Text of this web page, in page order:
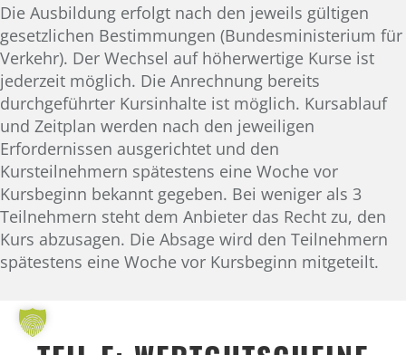
Die Ausbildung erfolgt nach den jeweils gültigen
gesetzlichen Bestimmungen (Bundesministerium für
Verkehr). Der Wechsel auf höherwertige Kurse ist
jederzeit möglich. Die Anrechnung bereits
durchgeführter Kursinhalte ist möglich. Kursablauf
und Zeitplan werden nach den jeweiligen
Erfordernissen ausgerichtet und den
Kursteilnehmern spätestens eine Woche vor
Kursbeginn bekannt gegeben. Bei weniger als 3
Teilnehmern steht dem Anbieter das Recht zu, den
Kurs abzusagen. Die Absage wird den Teilnehmern
spätestens eine Woche vor Kursbeginn mitgeteilt.